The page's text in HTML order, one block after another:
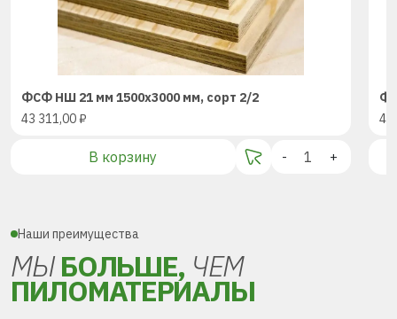
ФСФ НШ 21 мм 1500х3000 мм, сорт 2/2
43 311,00₽
В корзину - +
43
Наши преимущества
МЫБОЛЬШЕ, ЧЕМ
ПИЛОМАТЕРИАЛЫ